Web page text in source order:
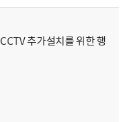
추가설치를 위한 행